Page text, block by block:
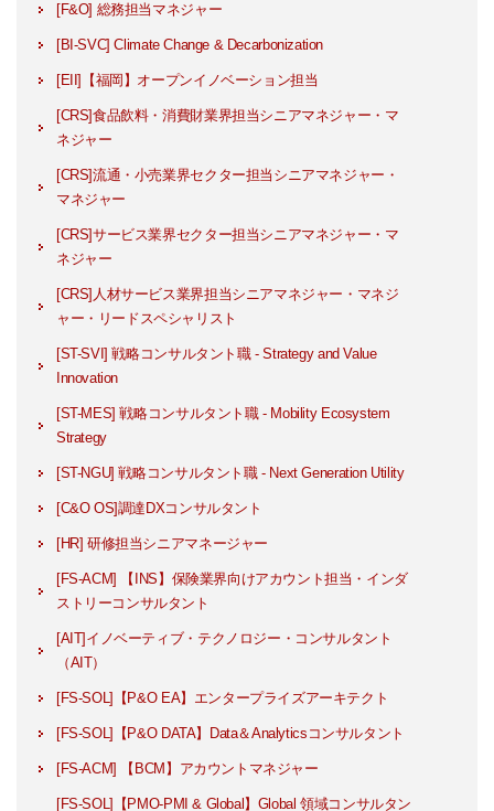
[F&O] 総務担当マネジャー
[BI-SVC] Climate Change & Decarbonization
[EII]【福岡】オープンイノベーション担当
[CRS]食品飲料・消費財業界担当シニアマネジャー・マ
ネジャー
[CRS]流通・小売業界セクター担当シニアマネジャー・
マネジャー
[CRS]サービス業界セクター担当シニアマネジャー・マ
ネジャー
[CRS]人材サービス業界担当シニアマネジャー・マネジ
ャー・リードスペシャリスト
[ST-SVI] 戦略コンサルタント職 - Strategy and Value
Innovation
[ST-MES] 戦略コンサルタント職 - Mobility Ecosystem
Strategy
[ST-NGU] 戦略コンサルタント職 - Next Generation Utility
[C&O OS]調達DXコンサルタント
[HR] 研修担当シニアマネージャー
[FS-ACM] 【INS】保険業界向けアカウント担当・インダ
ストリーコンサルタント
[AIT]イノベーティブ・テクノロジー・コンサルタント
（AIT）
[FS-SOL]【P&O EA】エンタープライズアーキテクト
[FS-SOL]【P&O DATA】Data＆Analyticsコンサルタント
[FS-ACM] 【BCM】アカウントマネジャー
[FS-SOL]【PMO-PMI & Global】Global 領域コンサルタン